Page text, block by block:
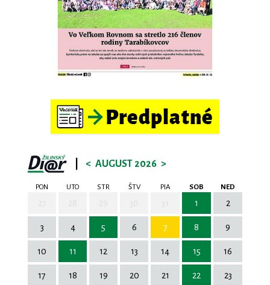
< AUGUST 2026 >
PON UTO STR ŠTV PIA SOB NED
1 2
3 4 5 6 7 8 9
10 11 12 13 14 15 16
17 18 19 20 21 22 23